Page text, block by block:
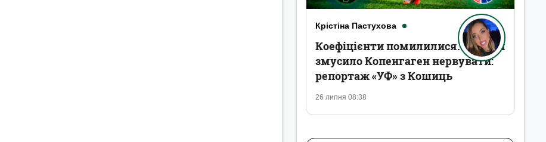
Крістіна Пастухова
26 липня 08:38
Коефіцієнти помилилися. Полісся
змусило Копенгаген нервувати:
репортаж «УФ» з Кошиць